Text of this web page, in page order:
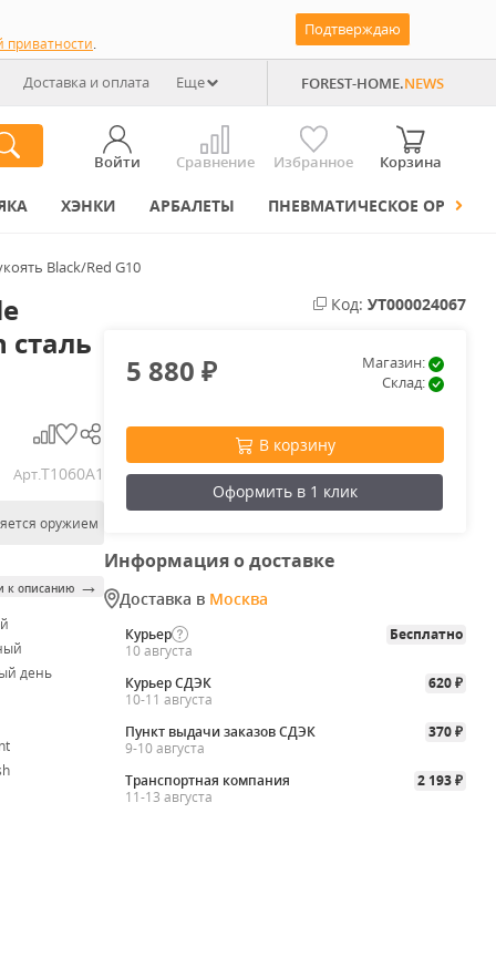
приватности.
Подтверждаю
Доставка и оплата Еще FOREST-HOME.NEWS
Войти Сравнение Избранное Корзина
ХЭНКИ АРБАЛЕТЫ ПНЕВМАТИЧЕСКОЕ ОРУЖИЕ
Black/Red G10
сталь
Арт.T1060A1
оружием
к описанию →
день
Код: УТ000024067
5 880₽
Магазин:
Склад:
В корзину
Оформить в 1 клик
Информация о доставке
Доставка в Москва
Курьер
Бесплатно
10 августа
Курьер СДЭК
620 ₽
10-11 августа
Пункт выдачи заказов СДЭК
370 ₽
9-10 августа
Транспортная компания
2 193 ₽
11-13 августа